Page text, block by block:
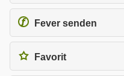
Fever senden
Favorit